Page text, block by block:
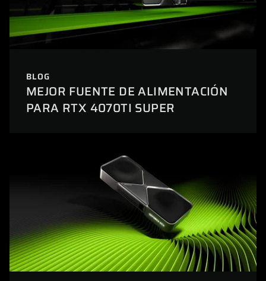
BLOG
MEJOR FUENTE DE ALIMENTACIÓN
PARA RTX 4070TI SUPER